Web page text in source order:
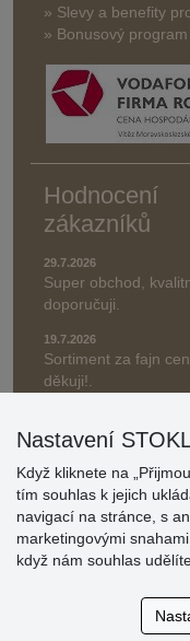
» Slevy a benefity
» Bonusový
Hodnocení
zákazníků
29.7.2026
Super obchod,
doporučuji.
19.7.2026
Sortiment za fajn
děkuji!.
» Aktuálně 19084
* Recenze neověřujeme
Nastavení
Když kliknete na
tím souhlas k jejich
navigací na stránce, s
marketingovými
když nám souhlas